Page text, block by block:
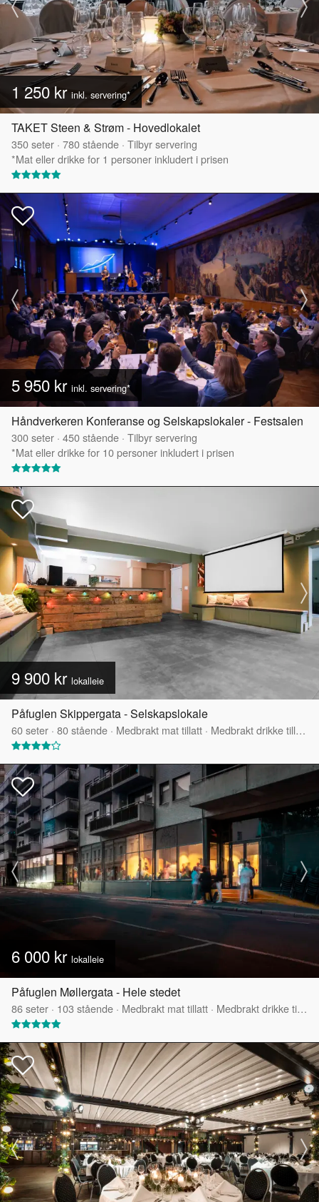
1 250 kr inkl. servering*
TAKET Steen & Strøm - Hovedlokalet
350seter · 780stående · Tilbyr servering
*Mat eller drikke for 1 personer inkludert i prisen
5 950 kr inkl. servering*
Håndverkeren Konferanse og Selskapslokaler - Festsalen
300seter · 450stående · Tilbyr servering
*Mat eller drikke for 10 personer inkludert i prisen
9 900 kr lokalleie
Påfuglen Skippergata - Selskapslokale
60seter · 80stående · Medbrakt mat tillatt · Medbrakt drikke tillatt
6 000 kr lokalleie
Påfuglen Møllergata - Hele stedet
86seter · 103 stående · Medbrakt mat tillatt · Medbrakt drikke tillatt